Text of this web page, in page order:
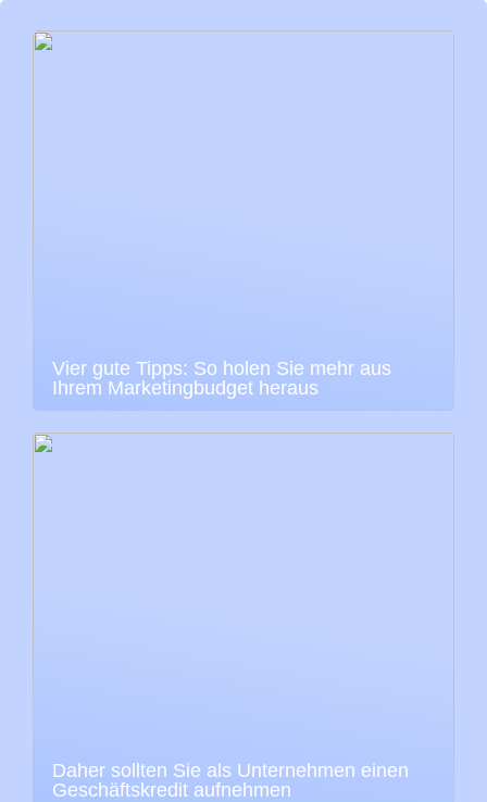
Vier gute Tipps: So holen Sie mehr aus
Ihrem Marketingbudget heraus
Daher sollten Sie als Unternehmen einen
Geschäftskredit aufnehmen